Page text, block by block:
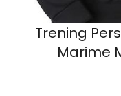
Trening
Marime